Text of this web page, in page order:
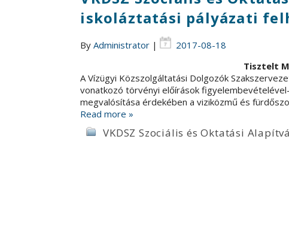
iskoláztatási pályázati
ByAdministrator |
2017-08-18
Tisztelt
A Vízügyi Közszolgáltatási Dolgozók
vonatkozó törvényi előírások
megvalósítása érdekében a viziközmű és
Read more »
VKDSZ Szociális és Oktatási